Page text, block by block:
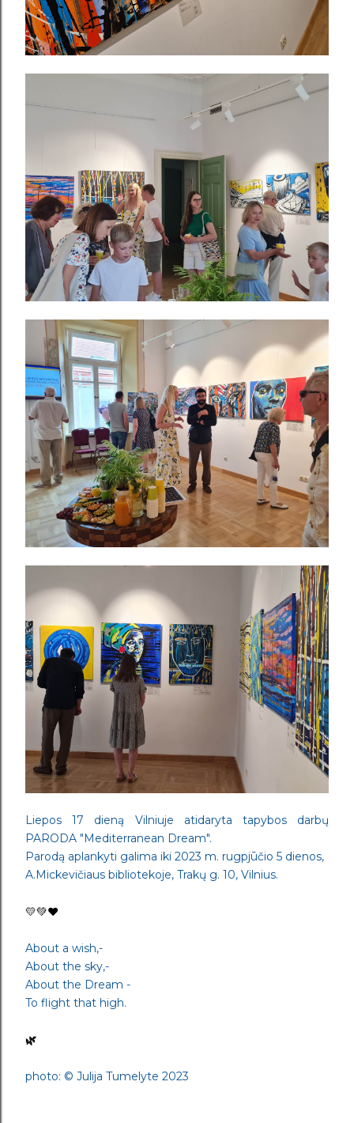
Liepos 17 dieną Vilniuje atidaryta tapybos darbų
PARODA "Mediterranean Dream".
Parodą aplankyti galima iki 2023 m. rugpjūčio 5 dienos,
A.Mickevičiaus bibliotekoje, Trakų g. 10, Vilnius.
💛💚❤️
About a wish,-
About the sky,-
About the Dream -
To flight that high.
🌿
photo: © Julija Tumelyte 2023